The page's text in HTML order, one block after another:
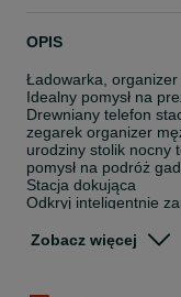
OPIS
Ładowarka, organizer
Idealny pomysł na
Drewniany telefon
zegarek organizer
urodziny stolik nocny
pomysł na podróż
Stacja dokująca
Odkryj inteligentnie
ładowaniem w
Zobacz więcej